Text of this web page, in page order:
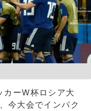
カーW杯ロシア大
今大会でインパク